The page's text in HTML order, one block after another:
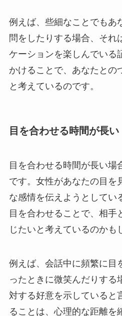
例えば、些細なことでもあ
問をしたりする場合、それ
ケーションを楽しんでいる
かけることで、あなたとの
と考えているのです。
目を合わせる時間が長い
目を合わせる時間が長い場
です。女性があなたの目を
な感情を伝えようとしてい
目を合わせることで、相手
じたいと考えているのかも
例えば、会話中に頻繁に目
ったときに微笑んだりする
対する好意を示していると
ることは、心理的な距離を